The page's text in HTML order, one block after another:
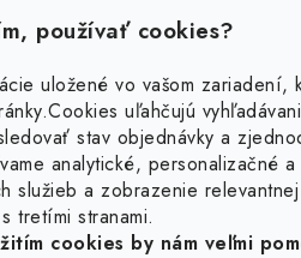
používať cookies?
uložené vo vašom zariadení,
Cookies uľahčujú
stav objednávky a
analytické, personalizačné
služieb a zobrazenie
tretími stranami.
cookies by nám veľmi